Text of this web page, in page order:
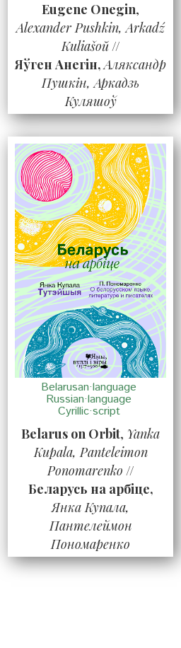
Eugene Onegin,
Alexander Pushkin, Arkadź
Kuliašoŭ//
Яўген Анегін, Аляксандр
Пушкін, Аркадзь
Куляшоў
Belarusan·language
Russian·language
Cyrillic·script
Belarus on Orbit, Yanka
Kupala, Panteleimon
Ponomarenko //
Беларусь на арбіце,
Янка Купала,
Пантелеймон
Пономаренко